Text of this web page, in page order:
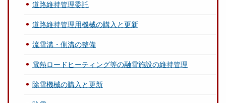
道路維持管理委託
道路維持管理用機械の購入と更新
流雪溝・側溝の整備
電熱ロードヒーティング等の融雪施設の維持管理
除雪機械の購入と更新